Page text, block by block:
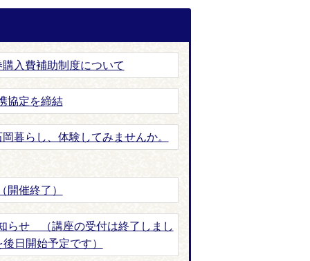
入費補助制度について
協定を締結
暮らし、体験してみませんか。
開催終了）
らせ （講座の受付は終了しまし
日開始予定です）